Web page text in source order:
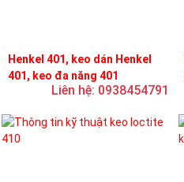
Henkel 401, keo dán Henkel
401, keo đa năng 401
Liên hệ: 0938454791